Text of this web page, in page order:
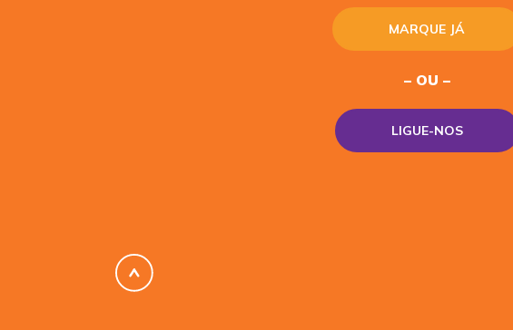
MARQUE JÁ
– OU –
LIGUE-NOS